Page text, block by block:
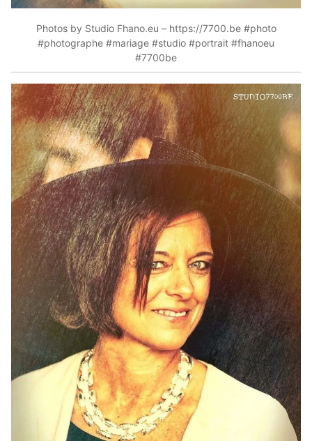
Photos by Studio Fhano.eu – https://7700.be #photo
#photographe #mariage #studio #portrait #fhanoeu
#7700be